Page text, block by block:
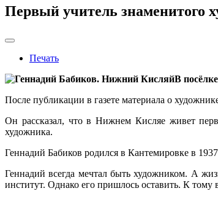
Первый учитель знаменитого
Печать
В
После публикации в газете материала о
Он рассказал, что в Нижнем Кисляе живет
художника.
Геннадий Бабиков родился в Кантемировке в
Геннадий всегда мечтал быть художником. А
институт. Однако его пришлось оставить. К